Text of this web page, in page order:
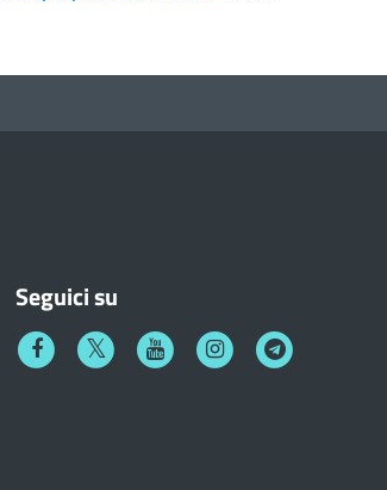
Seguici su
FacebookTwitter YoutubeInstagramTelegram